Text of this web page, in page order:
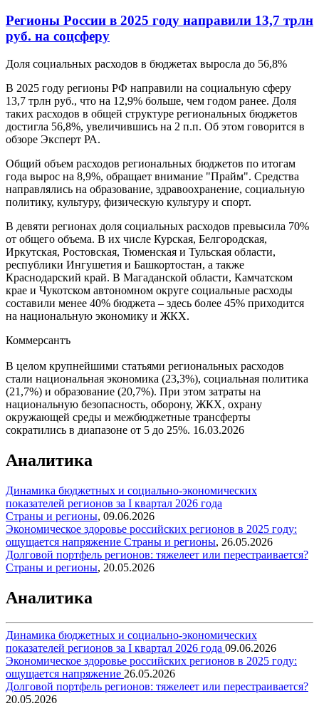
Регионы России в 2025 году направили 13,7 трлн
руб. на соцсферу
Доля социальных расходов в бюджетах выросла до 56,8%
В 2025 году регионы РФ направили на социальную сферу
13,7 трлн руб., что на 12,9% больше, чем годом ранее. Доля
таких расходов в общей структуре региональных бюджетов
достигла 56,8%, увеличившись на 2 п.п. Об этом говорится в
обзоре Эксперт РА.
Общий объем расходов региональных бюджетов по итогам
года вырос на 8,9%, обращает внимание "Прайм". Средства
направлялись на образование, здравоохранение, социальную
политику, культуру, физическую культуру и спорт.
В девяти регионах доля социальных расходов превысила 70%
от общего объема. В их числе Курская, Белгородская,
Иркутская, Ростовская, Тюменская и Тульская области,
республики Ингушетия и Башкортостан, а также
Краснодарский край. В Магаданской области, Камчатском
крае и Чукотском автономном округе социальные расходы
составили менее 40% бюджета – здесь более 45% приходится
на национальную экономику и ЖКХ.
Коммерсантъ
В целом крупнейшими статьями региональных расходов
стали национальная экономика (23,3%), социальная политика
(21,7%) и образование (20,7%). При этом затраты на
национальную безопасность, оборону, ЖКХ, охрану
окружающей среды и межбюджетные трансферты
сократились в диапазоне от 5 до 25%. 16.03.2026
Аналитика
Динамика бюджетных и социально-экономических
показателей регионов за I квартал 2026 года
Страны и регионы, 09.06.2026
Экономическое здоровье российских регионов в 2025 году:
ощущается напряжение Страны и регионы, 26.05.2026
Долговой портфель регионов: тяжелеет или перестраивается?
Страны и регионы, 20.05.2026
Аналитика
Динамика бюджетных и социально-экономических
показателей регионов за I квартал 2026 года 09.06.2026
Экономическое здоровье российских регионов в 2025 году:
ощущается напряжение 26.05.2026
Долговой портфель регионов: тяжелеет или перестраивается?
20.05.2026